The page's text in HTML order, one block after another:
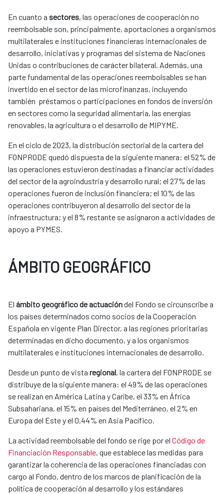
En cuanto a sectores, las operaciones de cooperación no
reembolsable son, principalmente, aportaciones a organismos
multilaterales e instituciones financieras internacionales de
desarrollo, iniciativas y programas del sistema de Naciones
Unidas o contribuciones de carácter bilateral. Además, una
parte fundamental de las operaciones reembolsables se han
invertido en el sector de las microfinanzas, incluyendo
también préstamos o participaciones en fondos de inversión
en sectores como la seguridad alimentaria, las energías
renovables, la agricultura o el desarrollo de MIPYME.
En el ciclo de 2023, la distribución sectorial de la cartera del
FONPRODE quedó dispuesta de la siguiente manera: el 52% de
las operaciones estuvieron destinadas a financiar actividades
del sector de la agroindustria y desarrollo rural; el 27% de las
operaciones fueron de inclusión financiera; el 10% de las
operaciones contribuyeron al desarrollo del sector de la
infraestructura; y el 8% restante se asignaron a actividades de
apoyo a PYMES.
ÁMBITO GEOGRÁFICO
El ámbito geográfico de actuacióndel Fondo se circunscribe a
los países determinados como socios de la Cooperación
Española en vigente Plan Director, a las regiones prioritarias
determinadas en dicho documento, y a los organismos
multilaterales e instituciones internacionales de desarrollo.
Desde un punto de vista regional, la cartera del FONPRODE se
distribuye de la siguiente manera: el 49% de las operaciones
se realizan en América Latina y Caribe, el 33% en África
Subsahariana, el 15% en países del Mediterráneo, el 2% en
Europa del Este y el 0,44% en Asia Pacífico.
La actividad reembolsable del fondo se rige por el Código de
Financiación Responsable, que establece las medidas para
garantizar la coherencia de las operaciones financiadas con
cargo al Fondo, dentro de los marcos de planificación de la
política de cooperación al desarrollo y los estándares